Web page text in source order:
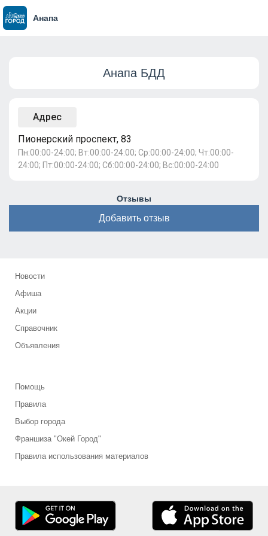
Анапа
Анапа БДД
Адрес
Пионерский проспект, 83
Пн:00:00-24:00; Вт:00:00-24:00; Ср:00:00-24:00; Чт:00:00-
24:00; Пт:00:00-24:00; Сб:00:00-24:00; Вс:00:00-24:00
Отзывы
Добавить отзыв
Новости
Афиша
Акции
Справочник
Объявления
Помощь
Правила
Выбор города
Франшиза "Окей Город"
Правила использования материалов